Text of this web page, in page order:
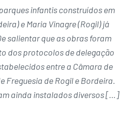
infantis construídos em
e Maria Vinagre (Rogil) já
salientar que as obras foram
dos protocolos de delegação
entre a Câmara de
Freguesia de Rogil e Bordeira.
ainda instalados diversos […]